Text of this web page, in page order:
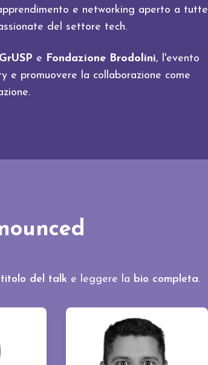
e networking aperto a tutte
del settore tech.
GrUSP e Fondazione Brodolini, l'evento
e promuovere la collaborazione come
titolo del talk e leggere la bio completa.